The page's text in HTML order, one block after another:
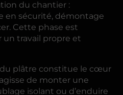
du chantier :
en sécurité, démontage
Cette phase est
un travail propre et
du plâtre constitue le cœur
de monter une
isolant ou d’enduire